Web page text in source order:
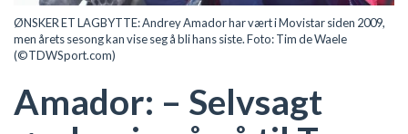
ØNSKER ET LAGBYTTE: Andrey Amador har vært i Movistar siden 2009,
men årets sesong kan vise seg å bli hans siste. Foto: Tim de Waele
(©TDWSport.com)
Amador: – Selvsagt